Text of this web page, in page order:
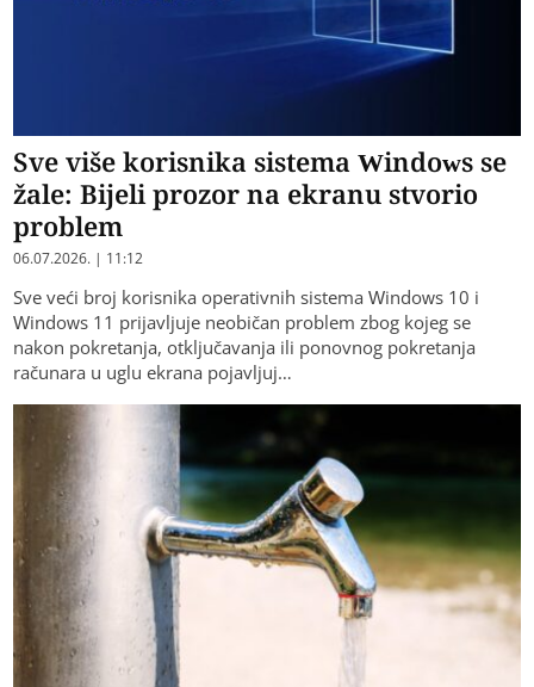
Sve više korisnika sistema Windows se
žale: Bijeli prozor na ekranu stvorio
problem
06.07.2026. | 11:12
​Sve veći broj korisnika operativnih sistema Windows 10 i
Windows 11 prijavljuje neobičan problem zbog kojeg se
nakon pokretanja, otključavanja ili ponovnog pokretanja
računara u uglu ekrana pojavljuj…